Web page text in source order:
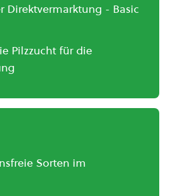
Direktvermarktung - Basic
Pilzzucht für die
Sorten im